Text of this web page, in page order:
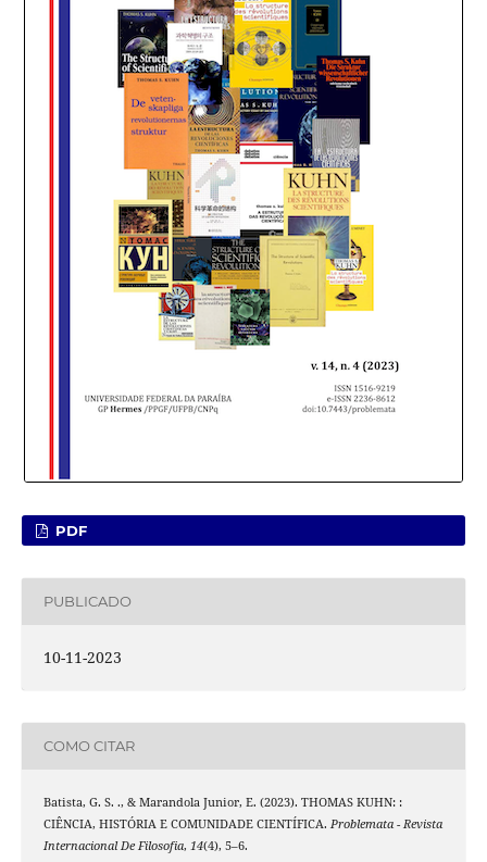
PDF
PUBLICADO
10-11-2023
COMO CITAR
Batista, G. S. ., & Marandola Junior, E. (2023). THOMAS KUHN: :
CIÊNCIA, HISTÓRIA E COMUNIDADE CIENTÍFICA. Problemata - Revista
Internacional De Filosofia, 14(4), 5–6.